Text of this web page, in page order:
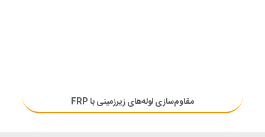
مقاوم‌سازی لوله‌های زیرزمینی با FRP